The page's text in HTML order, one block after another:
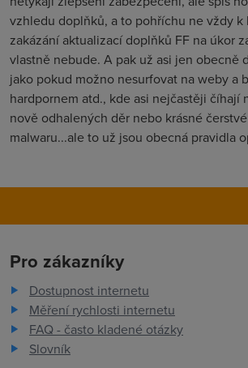
vzhledu doplňků, a to pohříchu ne vždy k
zakázání aktualizací doplňků FF na úkor
vlastně nebude. A pak už asi jen obecně
jako pokud možno nesurfovat na weby a
hardpornem atd., kde asi nejčastěji číhají
nově odhalených děr nebo krásné
malwaru...ale to už jsou obecná pravidla
Pro zákazníky
Dostupnost internetu
Měření rychlosti internetu
FAQ - často kladené otázky
Slovník